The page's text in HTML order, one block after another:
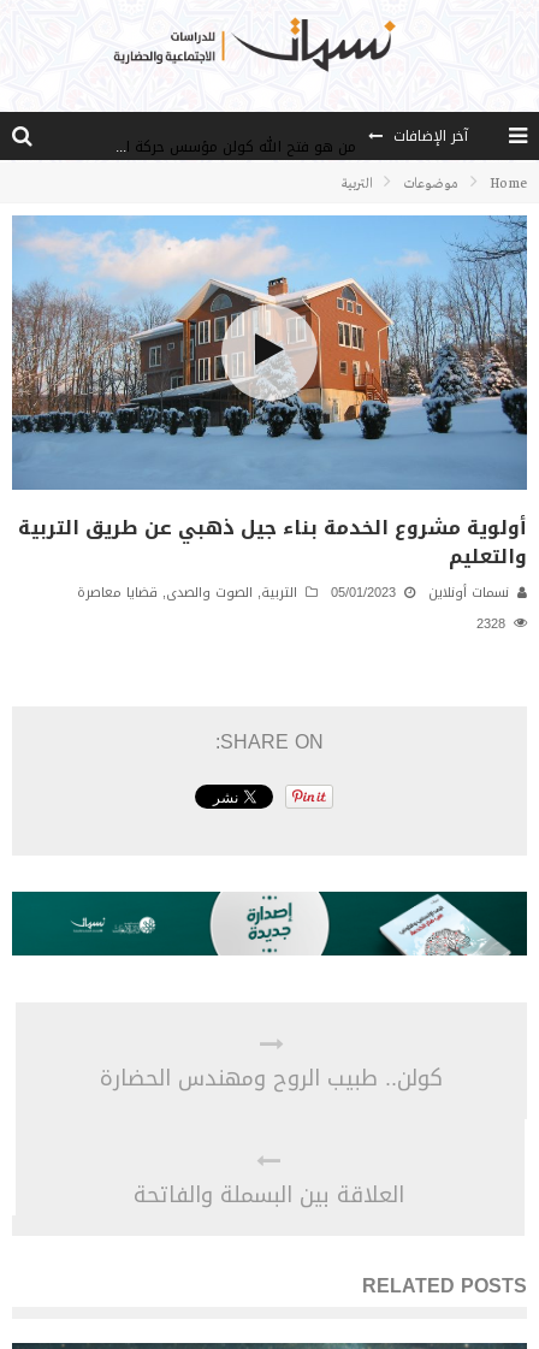
آخر الإضافات
الأستاذ عالما عارفا حكيما
مصادر العلم وسببه
النـزعة التجديدية عند الأستاذ فتح الله كولن
Home موضوعات التربية
أولوية مشروع الخدمة بناء جيل ذهبي عن طريق التربية
والتعليم
نسمات أونلاين 05/01/2023 التربية, الصوت والصدى, قضايا معاصرة
SHARE ON:
كولن.. طبيب الروح ومهندس الحضارة
العلاقة بين البسملة والفاتحة
RELATED POSTS